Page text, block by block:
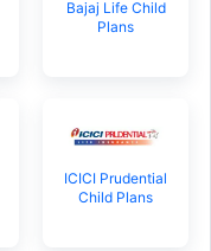
Bajaj Life Child
Plans
ICICI Prudential
Child Plans